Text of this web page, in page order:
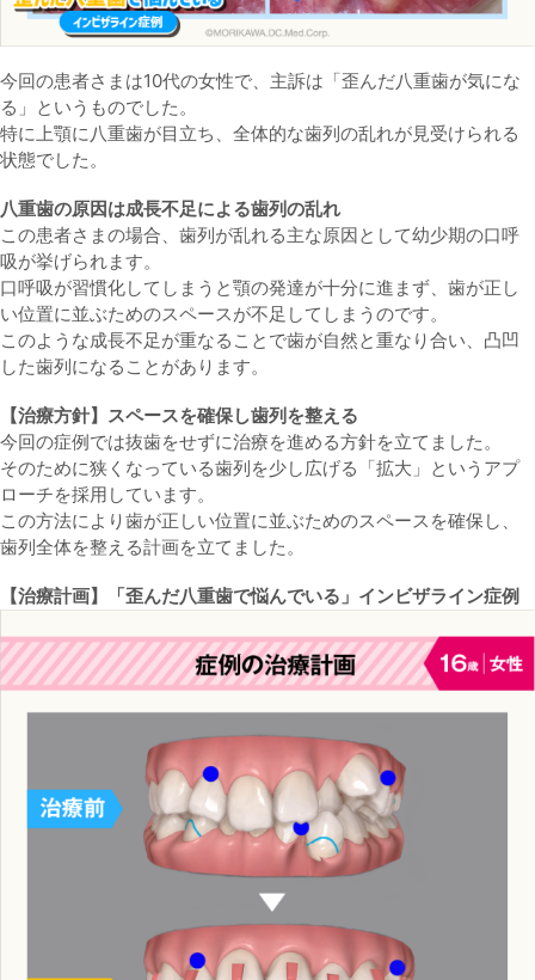
今回の患者さまは10代の女性で、主訴は「歪んだ八重歯が気にな
る」というものでした。
特に上顎に八重歯が目立ち、全体的な歯列の乱れが見受けられる
状態でした。
八重歯の原因は成長不足による歯列の乱れ
この患者さまの場合、歯列が乱れる主な原因として幼少期の口呼
吸が挙げられます。
口呼吸が習慣化してしまうと顎の発達が十分に進まず、歯が正し
い位置に並ぶためのスペースが不足してしまうのです。
このような成長不足が重なることで歯が自然と重なり合い、凸凹
した歯列になることがあります。
【治療方針】スペースを確保し歯列を整える
今回の症例では抜歯をせずに治療を進める方針を立てました。
そのために狭くなっている歯列を少し広げる「拡大」というアプ
ローチを採用しています。
この方法により歯が正しい位置に並ぶためのスペースを確保し、
歯列全体を整える計画を立てました。
【治療計画】「歪んだ八重歯で悩んでいる」インビザライン症例